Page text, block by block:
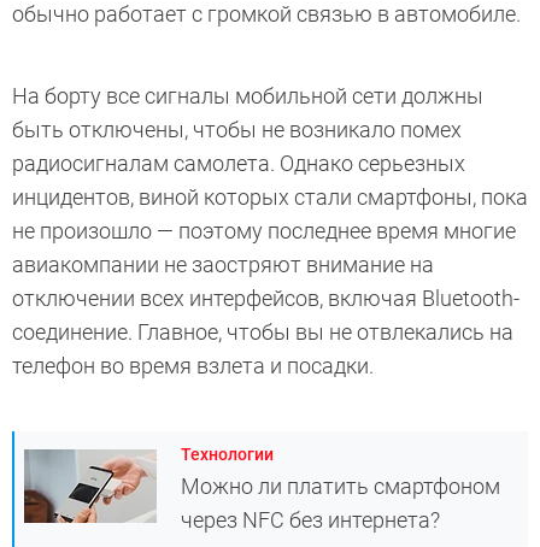
обычно работает с громкой связью в автомобиле.
На борту все сигналы мобильной сети должны
быть отключены, чтобы не возникало помех
радиосигналам самолета. Однако серьезных
инцидентов, виной которых стали смартфоны, пока
не произошло — поэтому последнее время многие
авиакомпании не заостряют внимание на
отключении всех интерфейсов, включая Bluetooth-
соединение. Главное, чтобы вы не отвлекались на
телефон во время взлета и посадки.
Технологии
Можно ли платить смартфоном
через NFC без интернета?